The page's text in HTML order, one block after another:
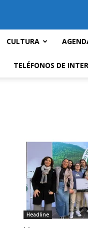
CULTURA
TELÉFONOS DE
Headline